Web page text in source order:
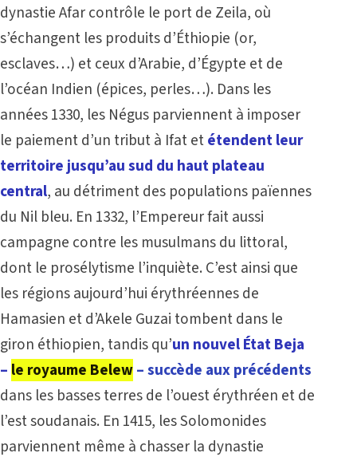
dynastie Afar contrôle le port de Zeila, où
s’échangent les produits d’Éthiopie (or,
esclaves…) et ceux d’Arabie, d’Égypte et de
l’océan Indien (épices, perles…). Dans les
années 1330, les Négus parviennent à imposer
le paiement d’un tribut à Ifat etétendent leur
territoire jusqu’au sud du haut plateau
central, au détriment des populations païennes
du Nil bleu. En 1332, l’Empereur fait aussi
campagne contre les musulmans du littoral,
dont le prosélytisme l’inquiète. C’est ainsi que
les régions aujourd’hui érythréennes de
Hamasien et d’Akele Guzai tombent dans le
giron éthiopien, tandis qu’un nouvel État Beja
– le royaume Belew– succède aux précédents
dans les basses terres de l’ouest érythréen et de
l’est soudanais. En 1415, les Solomonides
parviennent même à chasser la dynastie